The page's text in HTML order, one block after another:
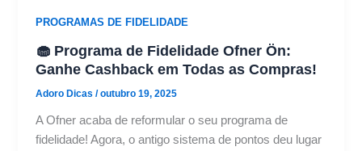
PROGRAMAS DE FIDELIDADE
🧁 Programa de Fidelidade Ofner Ön:
Ganhe Cashback em Todas as Compras!
Adoro Dicas/outubro 19, 2025
A Ofner acaba de reformular o seu programa de
fidelidade! Agora, o antigo sistema de pontos deu lugar